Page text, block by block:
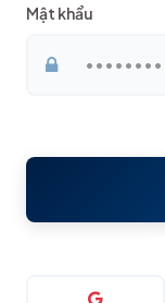
Mật khẩu